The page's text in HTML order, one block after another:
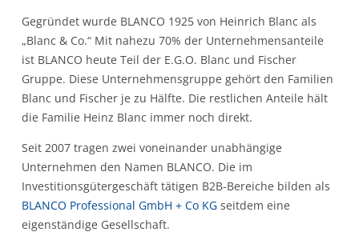
Gegründet wurde BLANCO 1925 von Heinrich Blanc als
„Blanc & Co.“ Mit nahezu 70% der Unternehmensanteile
ist BLANCO heute Teil der E.G.O. Blanc und Fischer
Gruppe. Diese Unternehmensgruppe gehört den Familien
Blanc und Fischer je zu Hälfte. Die restlichen Anteile hält
die Familie Heinz Blanc immer noch direkt.
Seit 2007 tragen zwei voneinander unabhängige
Unternehmen den Namen BLANCO. Die im
Investitionsgütergeschäft tätigen B2B-Bereiche bilden als
BLANCO Professional GmbH + Co KG seitdem eine
eigenständige Gesellschaft.